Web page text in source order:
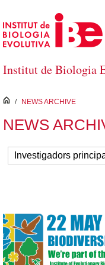
Salta al contingut
Institut de Biologia
inici
/ NEWS ARCHIVE
NEWS